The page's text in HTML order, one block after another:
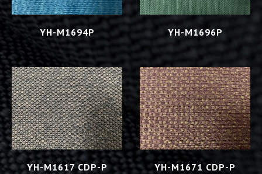
YH-M1694P YH-M1696P
YH-M1617 CDP-P YH-M1671 CDP-P